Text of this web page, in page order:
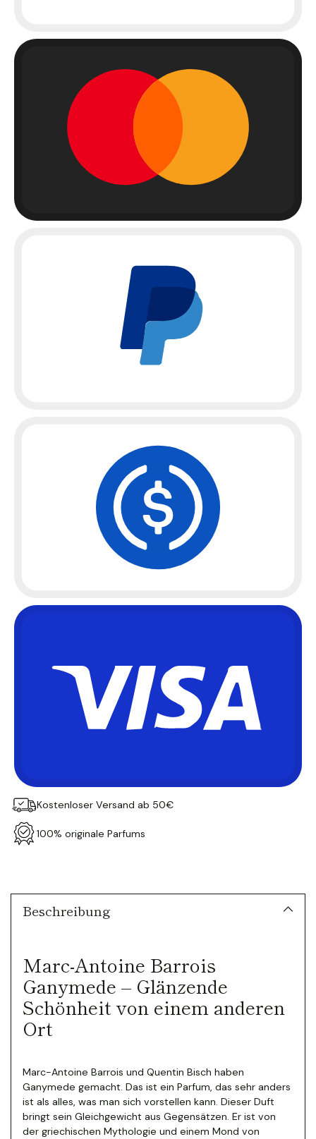
Kostenloser Versand ab 50€
100% originale Parfums
legen
Beschreibung
Marc-Antoine Barrois
Ganymede – Glänzende
Schönheit von einem anderen
Ort
Marc-Antoine Barrois und Quentin Bisch haben
Ganymede gemacht. Das ist ein Parfum, das sehr anders
ist als alles, was man sich vorstellen kann. Dieser Duft
bringt sein Gleichgewicht aus Gegensätzen. Er ist von
der griechischen Mythologie und einem Mond von